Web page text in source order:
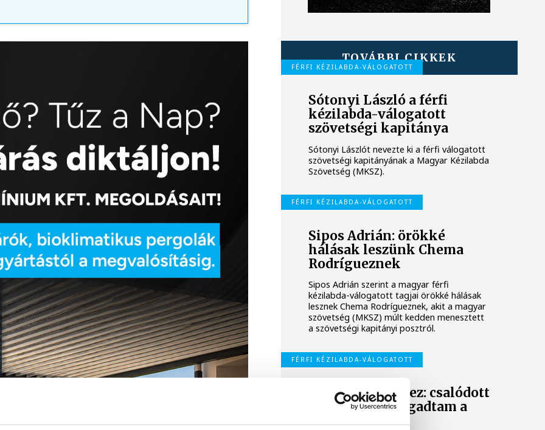
TOVÁBBI CIKKEK
FÉRFI KÉZILABDA-VÁLOGATOTT
Sótonyi László a férfi
kézilabda-válogatott
szövetségi kapitánya
Sótonyi Lászlót nevezte ki a férfi válogatott
szövetségi kapitányának a Magyar Kézilabda
Szövetség (MKSZ).
FÉRFI KÉZILABDA-VÁLOGATOTT
Sipos Adrián: örökké
hálásak leszünk Chema
Rodrígueznek
Sipos Adrián szerint a magyar férfi
kézilabda-válogatott tagjai örökké hálásak
lesznek Chema Rodrígueznek, akit a magyar
szövetség (MKSZ) múlt kedden menesztett
a szövetségi kapitányi posztról.
FÉRFI KÉZILABDA-VÁLOGATOTT
Chema Rodríguez: csalódott
vagyok, de elfogadtam a
döntést